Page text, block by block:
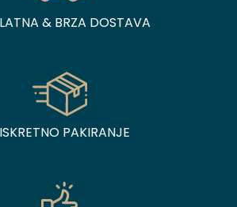
& BRZA DOSTAVA
PAKIRANJE